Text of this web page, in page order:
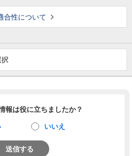
合性について
択
報は役に立ちましたか？
いいえ
送信する